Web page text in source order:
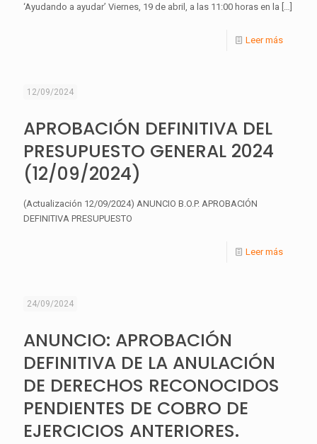
‘Ayudando a ayudar’ Viernes, 19 de abril, a las 11:00 horas en la
Leer más
12/09/2024
APROBACIÓN DEFINITIVA DEL
PRESUPUESTO GENERAL 2024
(12/09/2024)
(Actualización 12/09/2024) ANUNCIO B.O.P. APROBACIÓN
DEFINITIVA PRESUPUESTO
Leer más
24/09/2024
ANUNCIO: APROBACIÓN
DEFINITIVA DE LA ANULACIÓN
DE DERECHOS RECONOCIDOS
PENDIENTES DE COBRO DE
EJERCICIOS ANTERIORES.